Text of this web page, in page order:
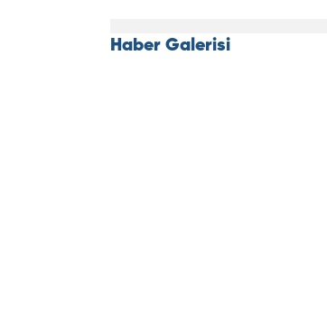
Haber Galerisi